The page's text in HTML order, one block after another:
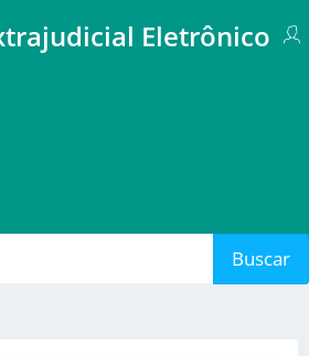
Eletrônico
Buscar